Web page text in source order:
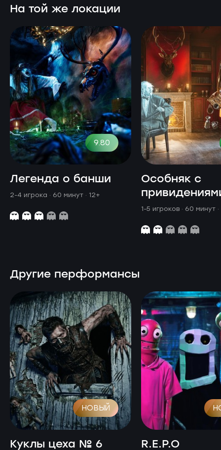
На той же локации
9.80
Легенда о банши
2-4 игрока · 60 минут · 12+
Особняк с
1-5 игроков · 60 минут
Другие перформансы
НОВЫЙ
Куклы цеха № 6 R.E.P.O